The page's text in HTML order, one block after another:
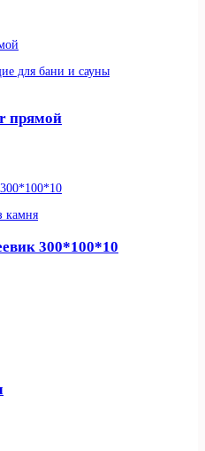
для бани и сауны
прямой
камня
300*100*10